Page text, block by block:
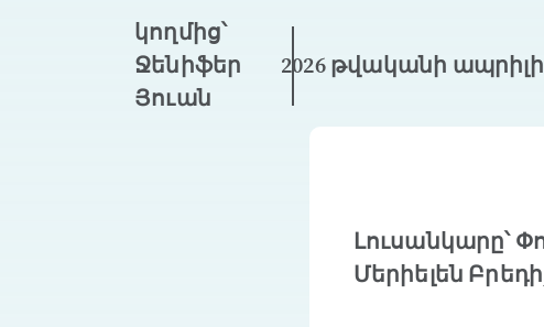
կողմից՝
Ջենիֆեր
Յուան
2026 թվականի ապրիլի
Լուսանկարը՝
Մերիելեն